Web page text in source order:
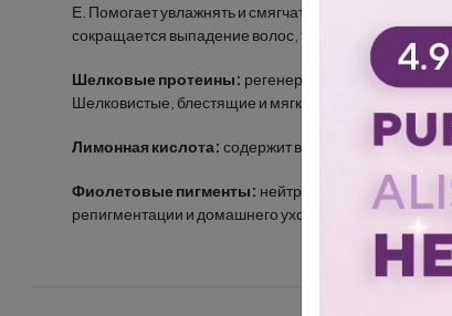
Е. Помогает увлажнять и смягчать волосы. Витамин
сокращается выпадение волос, так как это
Шелковые протеины: регенерируют и питают
Шелковистые, блестящие и мягкие волосы.
Лимонная кислота: содержит витамины B, C, E, PP
Фиолетовые пигменты: нейтрализует
репигментации и домашнего ухода.